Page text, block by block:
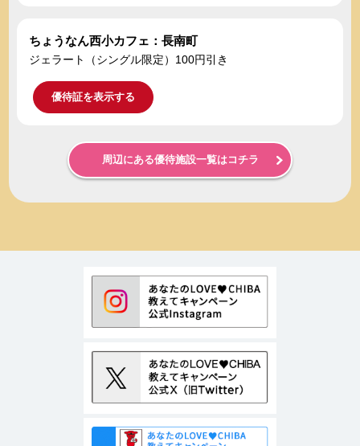
ちょうなん西小カフェ：長南町
ジェラート（シングル限定）100円引き
優待証を表示する
周辺にある優待施設一覧はコチラ